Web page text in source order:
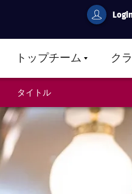
user
トップチームLABEL.ARIA.CARETDOWN
ク
タイトル